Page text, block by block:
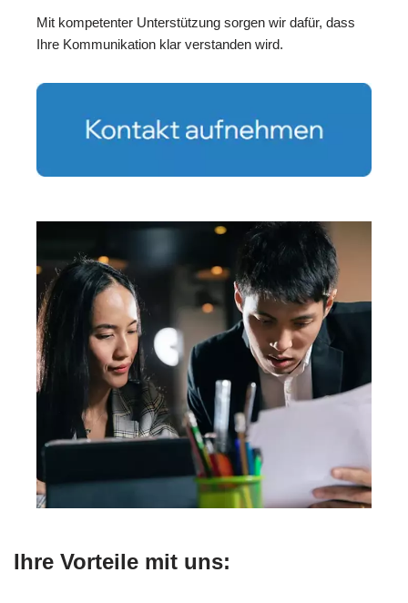
Mit kompetenter Unterstützung sorgen wir dafür, dass
Ihre Kommunikation klar verstanden wird.
Ihre Vorteile mit uns: